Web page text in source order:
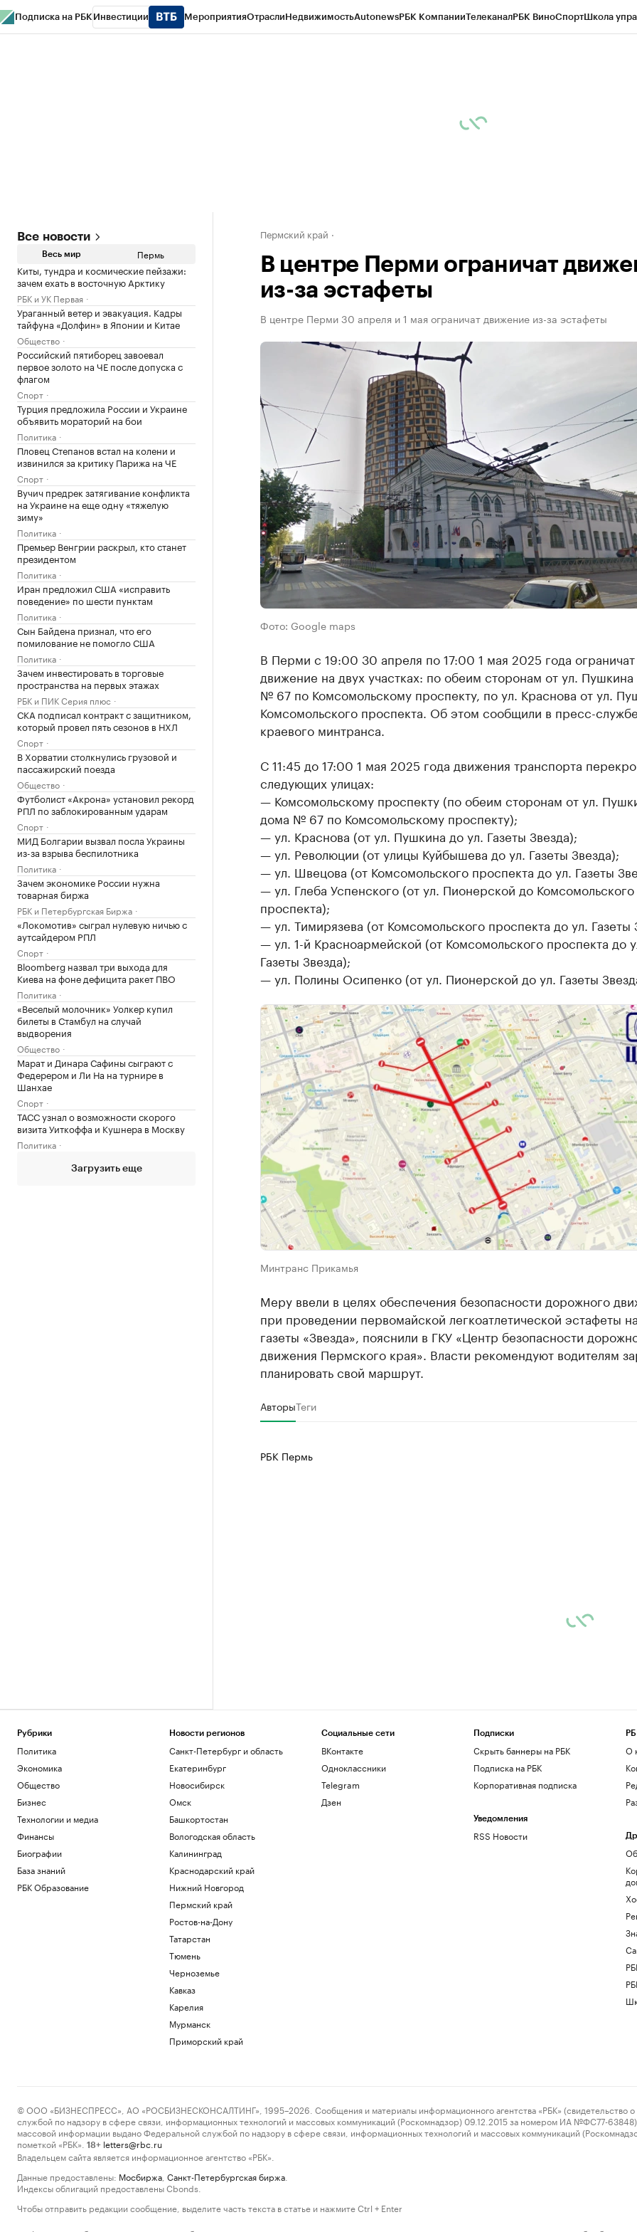
Подписка на РБК Инвестиции МероприятияОтраслиНедвижимостьAutonewsРБК КомпанииТелеканалРБК ВиноСпортШкола
Все новости
Весь мир Пермь
Киты, тундра и космические пейзажи:
зачем ехать в восточную Арктику
РБК и УК Первая
Ураганный ветер и эвакуация. Кадры
тайфуна «Долфин» в Японии и Китае
Общество
Российский пятиборец завоевал
первое золото на ЧЕ после допуска с
флагом
Спорт
Турция предложила России и Украине
объявить мораторий на бои
Политика
Пловец Степанов встал на колени и
извинился за критику Парижа на ЧЕ
Спорт
Вучич предрек затягивание конфликта
на Украине на еще одну «тяжелую
зиму»
Политика
Премьер Венгрии раскрыл, кто станет
президентом
Политика
Иран предложил США «исправить
поведение» по шести пунктам
Политика
Сын Байдена признал, что его
помилование не помогло США
Политика
Зачем инвестировать в торговые
пространства на первых этажах
РБК и ПИК Серия плюс
СКА подписал контракт с защитником,
который провел пять сезонов в НХЛ
Спорт
В Хорватии столкнулись грузовой и
пассажирский поезда
Общество
Футболист «Акрона» установил рекорд
РПЛ по заблокированным ударам
Спорт
МИД Болгарии вызвал посла Украины
из-за взрыва беспилотника
Политика
Зачем экономике России нужна
товарная биржа
РБК и Петербургская Биржа
«Локомотив» сыграл нулевую ничью с
аутсайдером РПЛ
Спорт
Bloomberg назвал три выхода для
Киева на фоне дефицита ракет ПВО
Политика
«Веселый молочник» Уолкер купил
билеты в Стамбул на случай
выдворения
Общество
Марат и Динара Сафины сыграют с
Федерером и Ли На на турнире в
Шанхае
Спорт
ТАСС узнал о возможности скорого
визита Уиткоффа и Кушнера в Москву
Политика
Загрузить еще
Пермский край
В центре Перми ограничат
из-за эстафеты
В центре Перми 30 апреля и 1 мая ограничат движение из-за эстафеты
Фото: Google maps
В Перми с 19:00 30 апреля по 17:00 1 мая 2025 года ограничат
движение на двух участках: по обеим сторонам от ул.
№ 67 по Комсомольскому проспекту, по ул. Краснова от ул.
Комсомольского проспекта. Об этом сообщили в пресс-
краевого минтранса.
С 11:45 до 17:00 1 мая 2025 года движения транспорта
следующих улицах:
— Комсомольскому проспекту (по обеим сторонам от ул.
дома № 67 по Комсомольскому проспекту);
— ул. Краснова (от ул. Пушкина до ул. Газеты Звезда);
— ул. Революции (от улицы Куйбышева до ул. Газеты Звезда);
— ул. Швецова (от Комсомольского проспекта до ул. Газеты
— ул. Глеба Успенского (от ул. Пионерской до Комсомольского
проспекта);
— ул. Тимирязева (от Комсомольского проспекта до ул. Газеты
— ул. 1-й Красноармейской (от Комсомольского проспекта до
Газеты Звезда);
— ул. Полины Осипенко (от ул. Пионерской до ул. Газеты
Минтранс Прикамья
Меру ввели в целях обеспечения безопасности дорожного
при проведении первомайской легкоатлетической эстафеты
газеты «Звезда», пояснили в ГКУ «Центр безопасности
движения Пермского края». Власти рекомендуют водителям
планировать свой маршрут.
АвторыТеги
РБК Пермь
Рубрики
Политика
Экономика
Общество
Бизнес
Технологии и медиа
Финансы
Биографии
База знаний
РБК Образование
Новости регионов
Санкт-Петербург и область
Екатеринбург
Новосибирск
Омск
Башкортостан
Вологодская область
Калининград
Краснодарский край
Нижний Новгород
Пермский край
Ростов-на-Дону
Татарстан
Тюмень
Черноземье
Кавказ
Карелия
Мурманск
Приморский край
Социальные сети
ВКонтакте
Одноклассники
Telegram
Дзен
Подписки
Скрыть баннеры на РБК
Подписка на РБК
Корпоративная подписка
Уведомления
RSS Новости
О
© ООО «БИЗНЕСПРЕСС», АО «РОСБИЗНЕСКОНСАЛТИНГ», 1995–2026. Сообщения и материалы информационного агентства «РБК» (свидетельство о
службой по надзору в сфере связи, информационных технологий и массовых коммуникаций (Роскомнадзор) 09.12.2015 за номером ИА №ФС77-63848)
массовой информации выдано Федеральной службой по надзору в сфере связи, информационных технологий и массовых коммуникаций
пометкой «РБК».
18+ letters@rbc.ru
Владельцем сайта является информационное агентство «РБК».
Данные предоставлены: Мосбиржа Санкт-Петербургская биржа
Индексы облигаций предоставлены Cbonds.
Чтобы отправить редакции сообщение, выделите часть текста в статье и нажмите Ctrl + Enter